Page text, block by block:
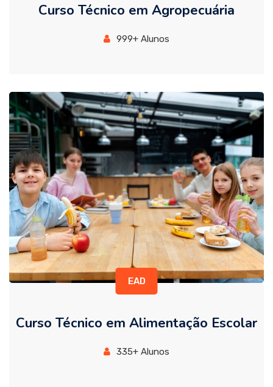
Curso Técnico em Agropecuária
999+ Alunos
EAD
Curso Técnico em Alimentação Escolar
335+ Alunos